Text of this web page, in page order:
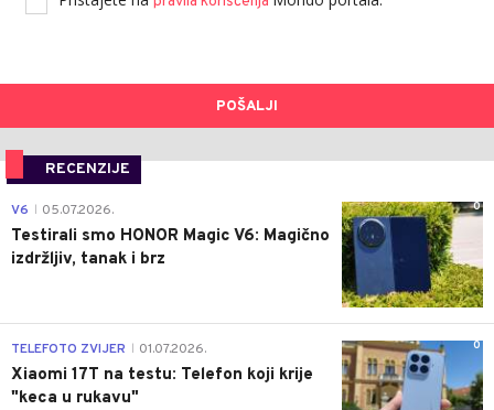
POŠALJI
RECENZIJE
0
V6 05.07.2026.
Testirali smo HONOR Magic V6: Magično
izdržljiv, tanak i brz
0
TELEFOTO ZVIJER 01.07.2026.
Xiaomi 17T na testu: Telefon koji krije
"keca u rukavu"